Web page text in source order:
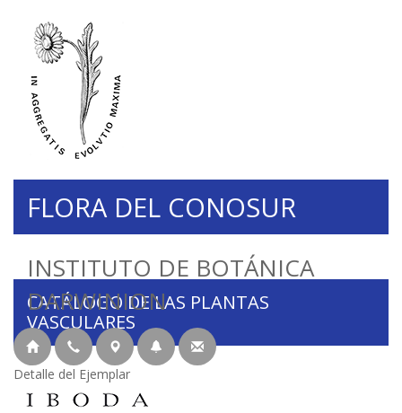
INSTITUTO DE BOTÁNICA
DARWINION
FLORA DEL CONOSUR
CATÁLOGO DE LAS PLANTAS
VASCULARES
Detalle del Ejemplar